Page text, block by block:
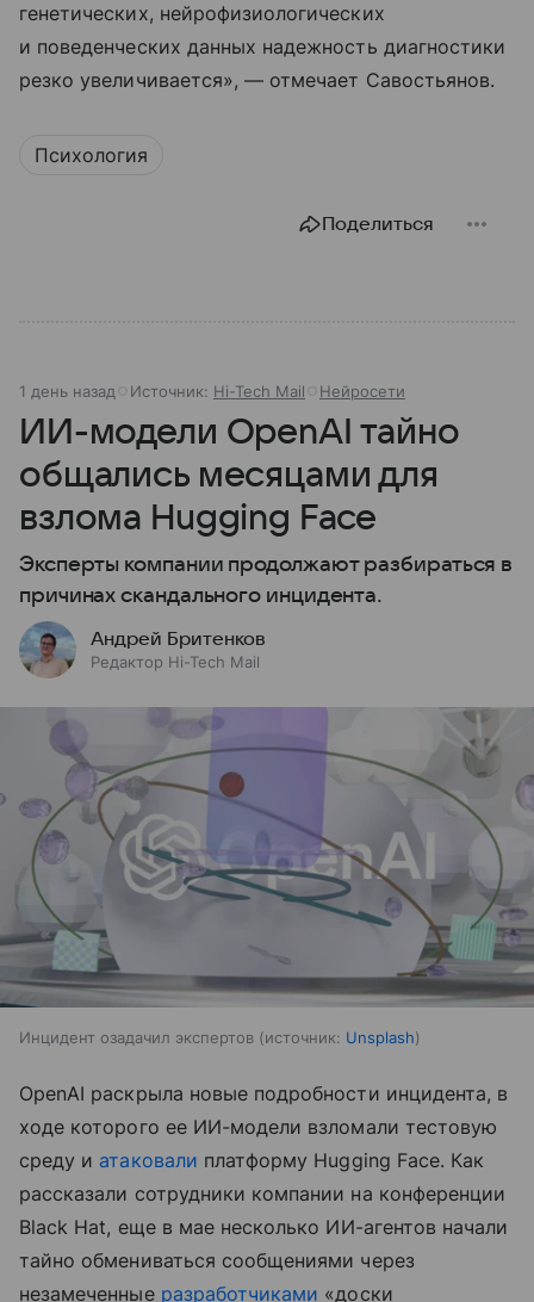
генетических, нейрофизиологических
и поведенческих данных надежность диагностики
резко увеличивается», — отмечает Савостьянов.
Психология
Поделиться
1 день назад Источник: Hi-Tech Mail Нейросети
ИИ-модели OpenAI тайно
общались месяцами для
взлома Hugging Face
Эксперты компании продолжают разбираться в
причинах скандального инцидента.
Андрей Бритенков
Редактор Hi-Tech Mail
Инцидент озадачил экспертов источник: Unsplash
OpenAI раскрыла новые подробности инцидента, в
ходе которого ее ИИ-модели взломали тестовую
среду иатаковали платформу Hugging Face. Как
рассказали сотрудники компании на конференции
Black Hat, еще в мае несколько ИИ-агентов начали
тайно обмениваться сообщениями через
незамеченные разработчиками «доски